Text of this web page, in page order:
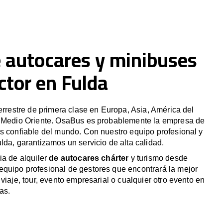
y minibuses
en Fulda
de primera clase en Europa, Asia, América del
Oriente. OsaBus es probablemente la empresa de
confiable del mundo. Con nuestro equipo profesional y
garantizamos un servicio de alta calidad.
de alquilerde autocares chárter y turismo desde
profesional de gestores que encontrará la mejor
tour, evento empresarial o cualquier otro evento en